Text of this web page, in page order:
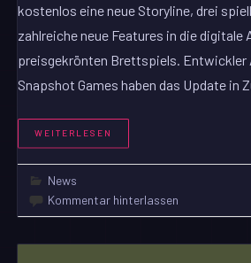
kostenlos eine neue Storyline, drei
zahlreiche neue Features in die digitale
preisgekrönten Brettspiels. Entwickler
Snapshot Games haben das Update
WEITERLESEN
News
Kommentar hinterlassen